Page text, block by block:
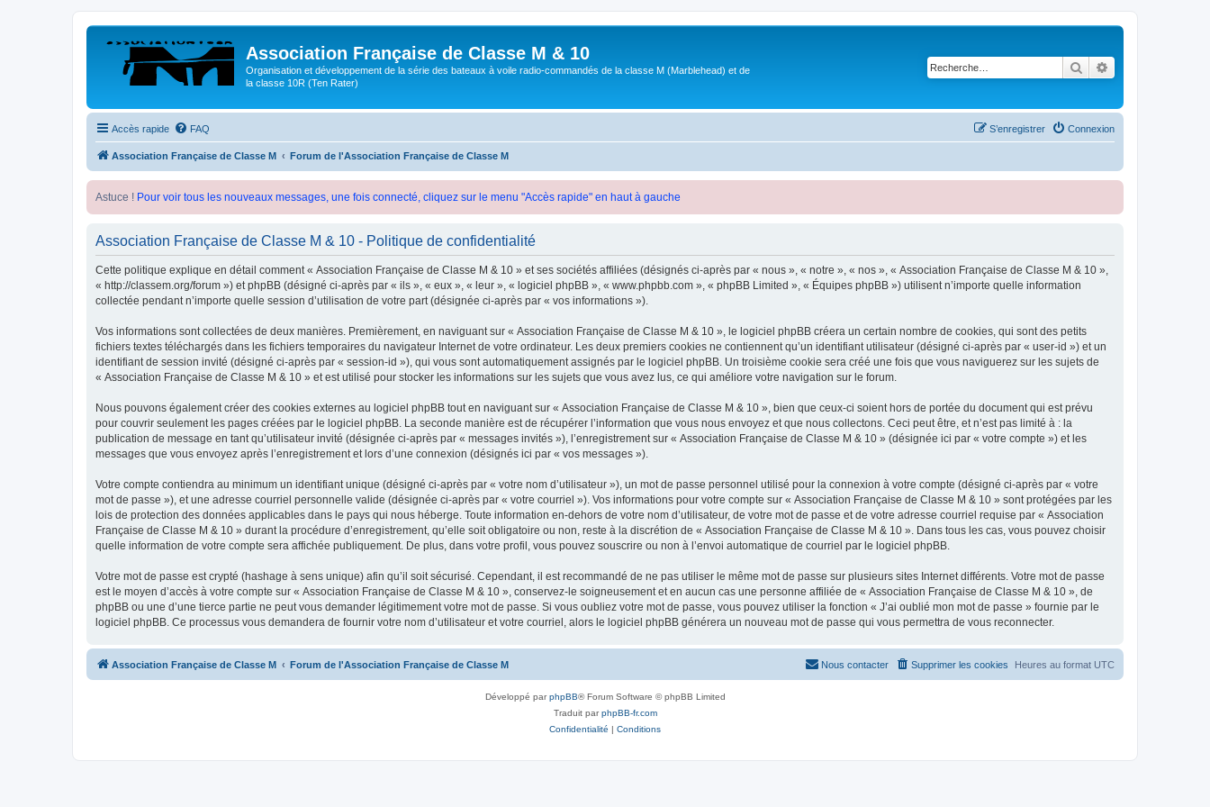
Association Française de Classe M & 10
Organisation et développement de la série des bateaux à voile radio-commandés de la classe M (Marblehead) et de
la classe 10R (Ten Rater)
Rechercher
Accès rapide FAQ Connexion
S’enregistrer
Association Française de Classe M Forum de l'Association Française de Classe M
Astuce ! Pour voir tous les nouveaux messages, une fois connecté, cliquez sur le menu "Accès rapide" en haut à gauche
Association Française de Classe M & 10 - Politique de confidentialité
Cette politique explique en détail comment « Association Française de Classe M & 10 » et ses sociétés affiliées (désignés ci-après par « nous », « notre », « nos », « Association Française de Classe M & 10 »,
« http://classem.org/forum ») et phpBB (désigné ci-après par « ils », « eux », « leur », « logiciel phpBB », « www.phpbb.com », « phpBB Limited », « Équipes phpBB ») utilisent n’importe quelle information
collectée pendant n’importe quelle session d’utilisation de votre part (désignée ci-après par « vos informations »).
Vos informations sont collectées de deux manières. Premièrement, en naviguant sur « Association Française de Classe M & 10 », le logiciel phpBB créera un certain nombre de cookies, qui sont des petits
fichiers textes téléchargés dans les fichiers temporaires du navigateur Internet de votre ordinateur. Les deux premiers cookies ne contiennent qu’un identifiant utilisateur (désigné ci-après par « user-id ») et un
identifiant de session invité (désigné ci-après par « session-id »), qui vous sont automatiquement assignés par le logiciel phpBB. Un troisième cookie sera créé une fois que vous naviguerez sur les sujets de
« Association Française de Classe M & 10 » et est utilisé pour stocker les informations sur les sujets que vous avez lus, ce qui améliore votre navigation sur le forum.
Nous pouvons également créer des cookies externes au logiciel phpBB tout en naviguant sur « Association Française de Classe M & 10 », bien que ceux-ci soient hors de portée du document qui est prévu
pour couvrir seulement les pages créées par le logiciel phpBB. La seconde manière est de récupérer l’information que vous nous envoyez et que nous collectons. Ceci peut être, et n’est pas limité à : la
publication de message en tant qu’utilisateur invité (désignée ci-après par « messages invités »), l’enregistrement sur « Association Française de Classe M & 10 » (désignée ici par « votre compte ») et les
messages que vous envoyez après l’enregistrement et lors d’une connexion (désignés ici par « vos messages »).
Votre compte contiendra au minimum un identifiant unique (désigné ci-après par « votre nom d’utilisateur »), un mot de passe personnel utilisé pour la connexion à votre compte (désigné ci-après par « votre
mot de passe »), et une adresse courriel personnelle valide (désignée ci-après par « votre courriel »). Vos informations pour votre compte sur « Association Française de Classe M & 10 » sont protégées par les
lois de protection des données applicables dans le pays qui nous héberge. Toute information en-dehors de votre nom d’utilisateur, de votre mot de passe et de votre adresse courriel requise par « Association
Française de Classe M & 10 » durant la procédure d’enregistrement, qu’elle soit obligatoire ou non, reste à la discrétion de « Association Française de Classe M & 10 ». Dans tous les cas, vous pouvez choisir
quelle information de votre compte sera affichée publiquement. De plus, dans votre profil, vous pouvez souscrire ou non à l’envoi automatique de courriel par le logiciel phpBB.
Votre mot de passe est crypté (hashage à sens unique) afin qu’il soit sécurisé. Cependant, il est recommandé de ne pas utiliser le même mot de passe sur plusieurs sites Internet différents. Votre mot de passe
est le moyen d’accès à votre compte sur « Association Française de Classe M & 10 », conservez-le soigneusement et en aucun cas une personne affiliée de « Association Française de Classe M & 10 », de
phpBB ou une d’une tierce partie ne peut vous demander légitimement votre mot de passe. Si vous oubliez votre mot de passe, vous pouvez utiliser la fonction « J’ai oublié mon mot de passe » fournie par le
logiciel phpBB. Ce processus vous demandera de fournir votre nom d’utilisateur et votre courriel, alors le logiciel phpBB générera un nouveau mot de passe qui vous permettra de vous reconnecter.
Association Française de Classe M Forum de l'Association Française de Classe M Heures au format UTC
Supprimer les cookies
Nous contacter
Développé parphpBB® Forum Software © phpBB Limited
Traduit parphpBB-fr.com
Confidentialité | Conditions